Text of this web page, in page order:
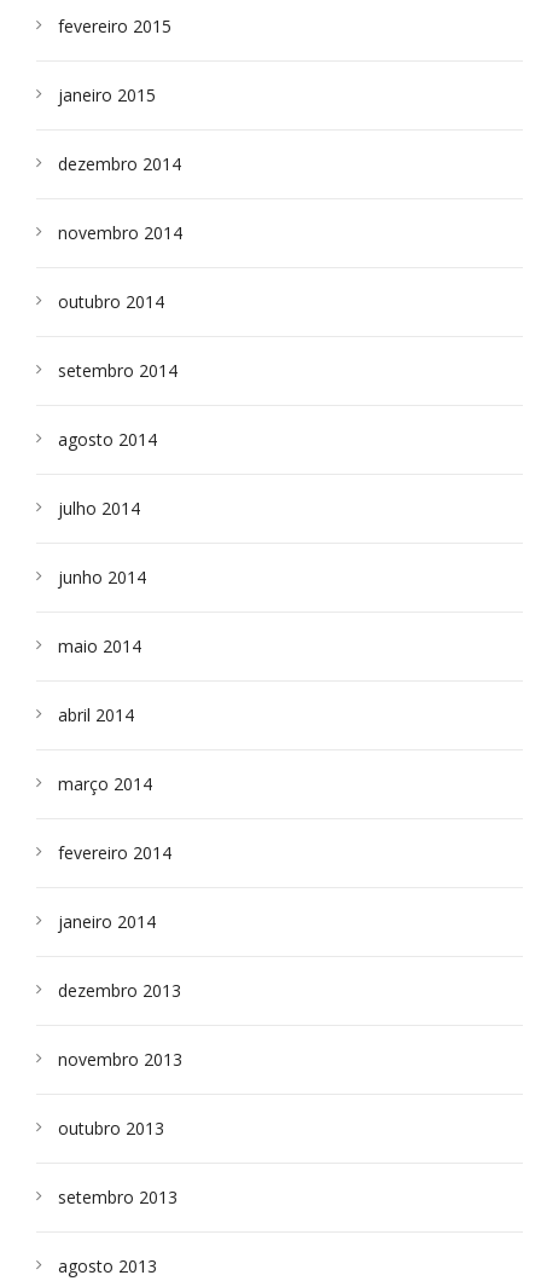
fevereiro 2015
janeiro 2015
dezembro 2014
novembro 2014
outubro 2014
setembro 2014
agosto 2014
julho 2014
junho 2014
maio 2014
abril 2014
março 2014
fevereiro 2014
janeiro 2014
dezembro 2013
novembro 2013
outubro 2013
setembro 2013
agosto 2013